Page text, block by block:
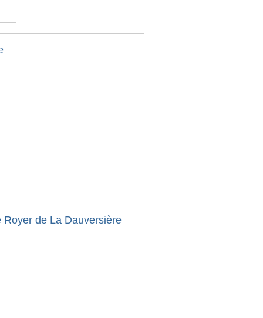
de La Dauversière